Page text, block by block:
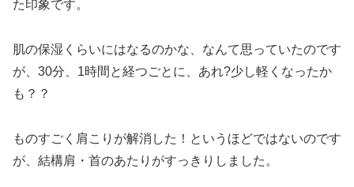
た印象です。
肌の保湿くらいにはなるのかな、なんて思っていたのです
が、30分、1時間と経つごとに、あれ?少し軽くなったか
も？？
ものすごく肩こりが解消した！というほどではないのです
が、結構肩・首のあたりがすっきりしました。